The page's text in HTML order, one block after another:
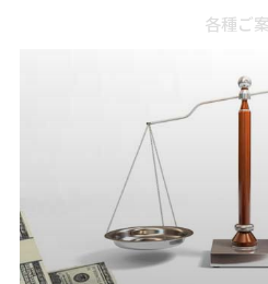
各種ご